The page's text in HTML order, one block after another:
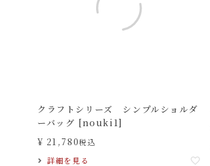
クラフトシリーズ シンプルショルダ
ーバッグ [nouki1]
¥ 21,780税込
詳細を見る